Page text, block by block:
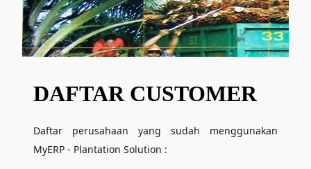
DAFTAR CUSTOMER
Daftar perusahaan yang sudah menggunakan
MyERP - Plantation Solution :